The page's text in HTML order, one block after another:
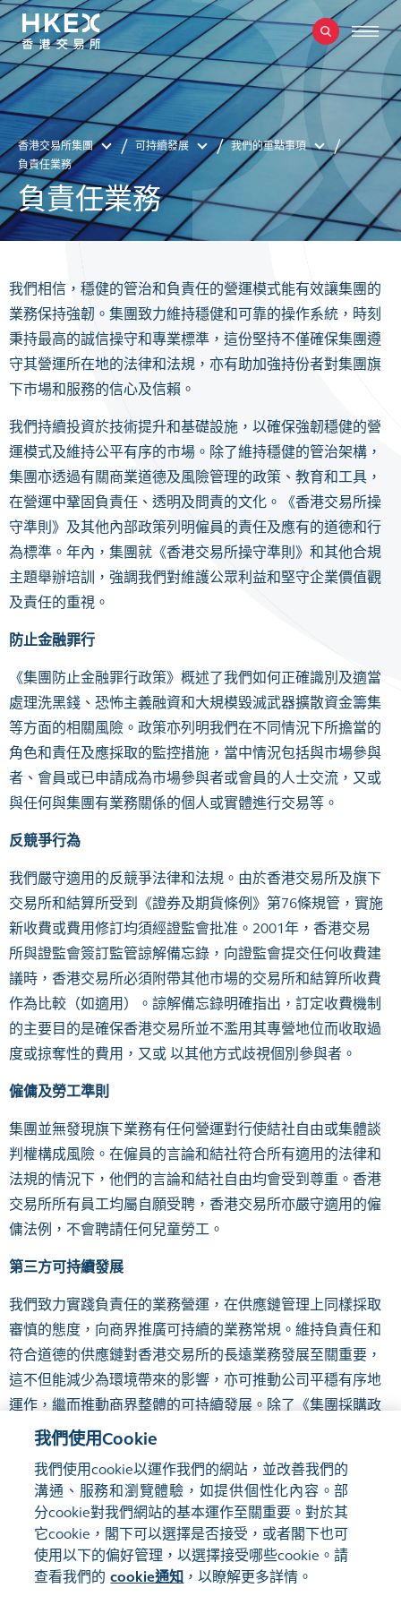
香港交易所集團 可持續發展
我們的重點事項
負責任業務
負責任業務
我們相信，穩健的管治和負責任的營運模式能有效讓集團的
業務保持強韌。集團致力維持穩健和可靠的操作系統，時刻
秉持最高的誠信操守和專業標準，這份堅持不僅確保集團遵
守其營運所在地的法律和法規，亦有助加強持份者對集團旗
下市場和服務的信心及信賴。
我們持續投資於技術提升和基礎設施，以確保強韌穩健的營
運模式及維持公平有序的市場。除了維持穩健的管治架構，
集團亦透過有關商業道德及風險管理的政策、教育和工具，
在營運中鞏固負責任、透明及問責的文化。《香港交易所操
守準則》及其他內部政策列明僱員的責任及應有的道德和行
為標準。年內，集團就《香港交易所操守準則》和其他合規
主題舉辦培訓，強調我們對維護公眾利益和堅守企業價值觀
及責任的重視。
防止金融罪行
《集團防止金融罪行政策》概述了我們如何正確識別及適當
處理洗黑錢、恐怖主義融資和大規模毀滅武器擴散資金籌集
等方面的相關風險。政策亦列明我們在不同情況下所擔當的
角色和責任及應採取的監控措施，當中情況包括與市場參與
者、會員或已申請成為市場參與者或會員的人士交流，又或
與任何與集團有業務關係的個人或實體進行交易等。
反競爭行為
我們嚴守適用的反競爭法律和法規。由於香港交易所及旗下
交易所和結算所受到《證券及期貨條例》第76條規管，實施
新收費或費用修訂均須經證監會批准。2001年，香港交易
所與證監會簽訂監管諒解備忘錄，向證監會提交任何收費建
議時，香港交易所必須附帶其他市場的交易所和結算所收費
作為比較（如適用）。諒解備忘錄明確指出，訂定收費機制
的主要目的是確保香港交易所並不濫用其專營地位而收取過
度或掠奪性的費用，又或 以其他方式歧視個別參與者。
僱傭及勞工準則
集團並無發現旗下業務有任何營運對行使結社自由或集體談
判權構成風險。在僱員的言論和結社符合所有適用的法律和
法規的情況下，他們的言論和結社自由均會受到尊重。香港
交易所所有員工均屬自願受聘，香港交易所亦嚴守適用的僱
傭法例，不會聘請任何兒童勞工。
第三方可持續發展
我們致力實踐負責任的業務營運，在供應鏈管理上同樣採取
審慎的態度，向商界推廣可持續的業務常規。維持負責任和
符合道德的供應鏈對香港交易所的長遠業務發展至關重要，
這不但能減少為環境帶來的影響，亦可推動公司平穩有序地
運作，繼而推動商界整體的可持續發展。除了《集團採購政
策》，供應商亦須遵守香港交易所的《供應商企業社會責任
全、人權、勞工措施和環境保護等方面的要求。
網站地圖
使用條款
我們使用Cookie
我們使用cookie以運作我們的網站，並改善我們的
溝通、服務和瀏覽體驗，如提供個性化內容。部
分cookie對我們網站的基本運作至關重要。對於其
它cookie，閣下可以選擇是否接受，或者閣下也可
使用以下的偏好管理，以選擇接受哪些cookie。請
查看我們的 cookie通知 ，以瞭解更多詳情。